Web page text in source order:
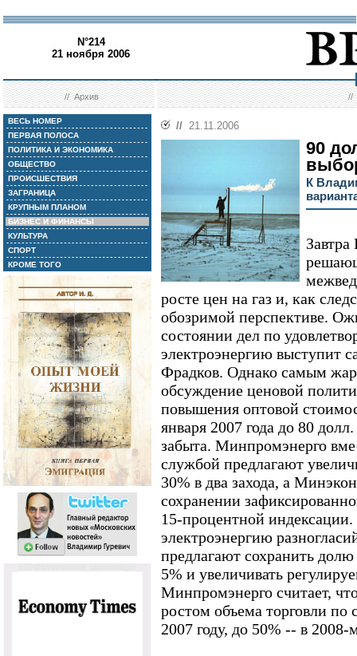
N°214
21 ноября 2006
//Архив //
ВЕСЬ НОМЕР
ПЕРВАЯ ПОЛОСА
ПОЛИТИКА И ЭКОНОМИКА
ОБЩЕСТВО
ПРОИСШЕСТВИЯ
ЗАГРАНИЦА
КРУПНЫМ ПЛАНОМ
БИЗНЕС И ФИНАНСЫ
КУЛЬТУРА
СПОРТ
КРОМЕ ТОГО
// 21.11.2006
90
К
росте цен на газ и, как
обозримой перспективе.
состоянии дел по
электроэнергию выступит
Фрадков. Однако самым
обсуждение ценовой
повышения оптовой
января 2007 года до 80
забыта. Минпромэнерго
службой предлагают
30% в два захода, а
сохранении
15-процентной
электроэнергию
предлагают сохранить
5% и увеличивать
Минпромэнерго считает,
ростом объема торговли
2007 году, до 50% -- в